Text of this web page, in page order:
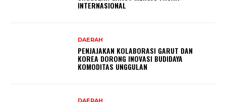
INTERNASIONAL
DAERAH
PENJAJAKAN KOLABORASI GARUT DAN
KOREA DORONG INOVASI BUDIDAYA
KOMODITAS UNGGULAN